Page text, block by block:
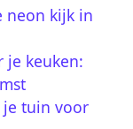
neon kijk in
je keuken:
je tuin voor